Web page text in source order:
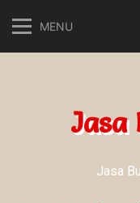
MENU
Jasa
Jasa